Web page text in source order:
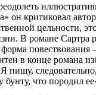
он критиковал
цельности,
В романе Сартра
в конце романа
пишу,
бунту, что породил